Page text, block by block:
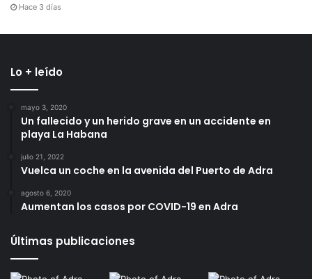
Hace 3 días
Lo + leído
mayo 3, 2020
Un fallecido y un herido grave en un accidente en
playa La Habana
julio 21, 2022
Vuelca un coche en la avenida del Puerto de Adra
agosto 6, 2020
Aumentan los casos por COVID-19 en Adra
Últimas publicaciones